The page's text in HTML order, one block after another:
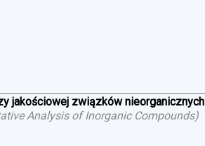
jakościowej związków nieorganicznych
Analysis of Inorganic Compounds)